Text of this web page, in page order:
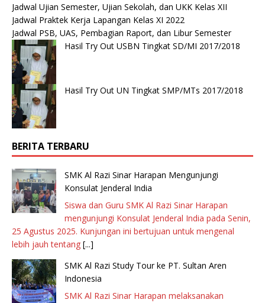
Jadwal Ujian Semester, Ujian Sekolah, dan UKK Kelas XII
Jadwal Praktek Kerja Lapangan Kelas XI 2022
Jadwal PSB, UAS, Pembagian Raport, dan Libur Semester
Hasil Try Out USBN Tingkat SD/MI 2017/2018
Hasil Try Out UN Tingkat SMP/MTs 2017/2018
BERITA TERBARU
SMK Al Razi Sinar Harapan Mengunjungi
Konsulat Jenderal India
Siswa dan Guru SMK Al Razi Sinar Harapan
mengunjungi Konsulat Jenderal India pada Senin,
25 Agustus 2025. Kunjungan ini bertujuan untuk mengenal
lebih jauh tentang [...]
SMK Al Razi Study Tour ke PT. Sultan Aren
Indonesia
SMK Al Razi Sinar Harapan melaksanakan